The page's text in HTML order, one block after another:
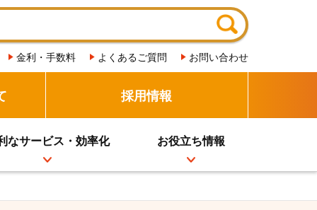
金利・手数料 よくあるご質問 お問い合わせ
なサービス・効率化 お役立ち情報
採用情報